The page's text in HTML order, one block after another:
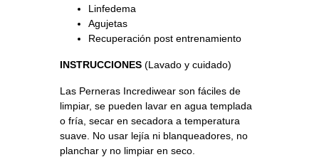
Linfedema
Agujetas
Recuperación post entrenamiento
INSTRUCCIONES (Lavado y cuidado)
Las Perneras Incrediwear son fáciles de
limpiar, se pueden lavar en agua templada
o fría, secar en secadora a temperatura
suave. No usar lejía ni blanqueadores, no
planchar y no limpiar en seco.